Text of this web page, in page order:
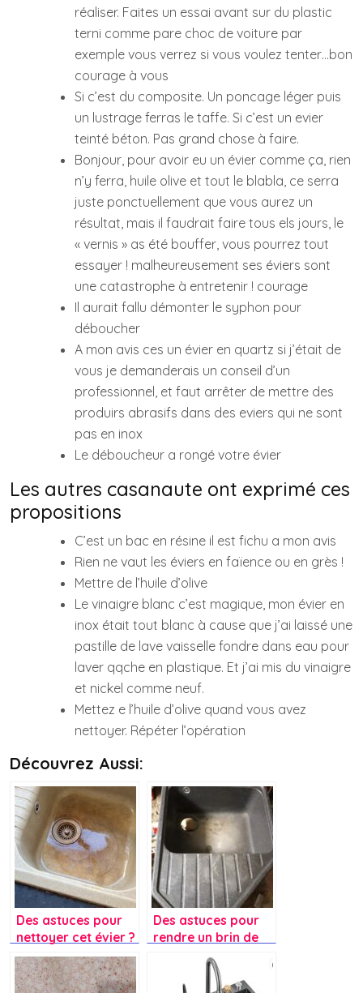
réaliser. Faites un essai avant sur du plastic
terni comme pare choc de voiture par
exemple vous verrez si vous voulez tenter…bon
courage à vous
Si c’est du composite. Un poncage léger puis
un lustrage ferras le taffe. Si c’est un evier
teinté béton. Pas grand chose à faire.
Bonjour, pour avoir eu un évier comme ça, rien
n’y ferra, huile olive et tout le blabla, ce serra
juste ponctuellement que vous aurez un
résultat, mais il faudrait faire tous els jours, le
« vernis » as été bouffer, vous pourrez tout
essayer ! malheureusement ses éviers sont
une catastrophe à entretenir ! courage
Il aurait fallu démonter le syphon pour
déboucher
A mon avis ces un évier en quartz si j’était de
vous je demanderais un conseil d’un
professionnel, et faut arrêter de mettre des
produirs abrasifs dans des eviers qui ne sont
pas en inox
Le déboucheur a rongé votre évier
Les autres casanaute ont exprimé ces
propositions
C’est un bac en résine il est fichu a mon avis
Rien ne vaut les éviers en faïence ou en grès !
Mettre de l’huile d’olive
Le vinaigre blanc c’est magique, mon évier en
inox était tout blanc à cause que j’ai laissé une
pastille de lave vaisselle fondre dans eau pour
laver qqche en plastique. Et j’ai mis du vinaigre
et nickel comme neuf.
Mettez e l’huile d’olive quand vous avez
nettoyer. Répéter l’opération
Découvrez Aussi:
Des astuces pour
nettoyer cet évier ?
Des astuces pour
rendre un brin de
jeunesse à cet